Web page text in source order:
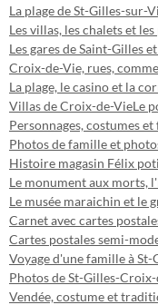
La plage de St-Gilles-sur-
Les villas, les chalets et
Les gares de Saint-Gilles
Croix-de-Vie, rues,
La plage, le casino et la
Villas de Croix-de-VieLe
Personnages, costumes
Photos de famille et
Histoire magasin Félix
Le monument aux morts,
Le musée maraichin et le
Carnet avec cartes
Cartes postales semi-
Voyage d'une famille à St-
Photos de St-Gilles-
Vendée, costume et